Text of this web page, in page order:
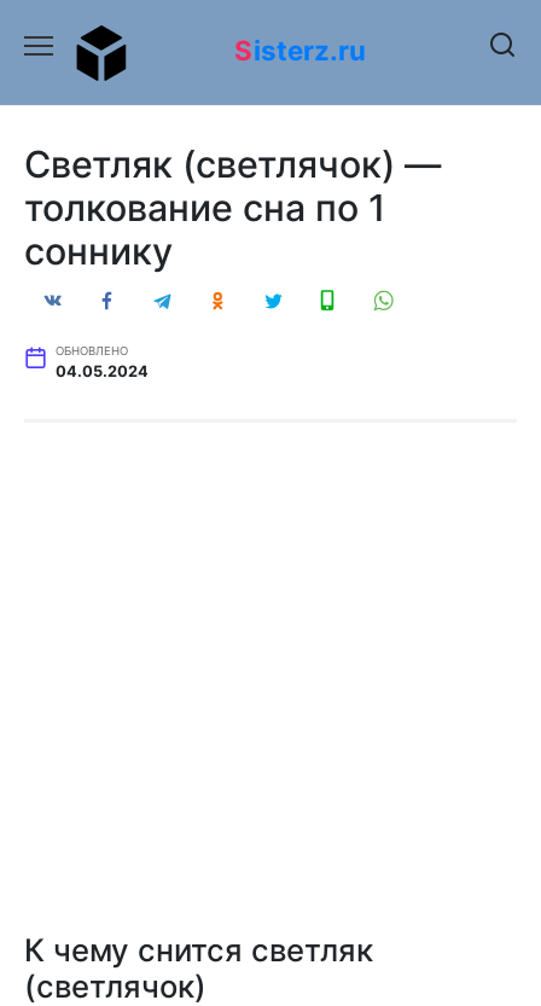
содержанию
Sisterz.ru
Светляк (светлячок) —
толкование сна по 1
соннику
ОБНОВЛЕНО
04.05.2024
К чему снится светляк
(светлячок)